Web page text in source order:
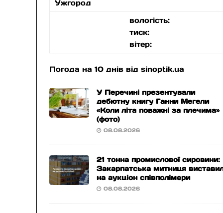
Ужгород
вологість:
тиск:
вітер:
Погода на 10 днів відsinoptik.ua
У Перечині презентували
дебютну книгу Ганни Мегели
«Коли літа поважні за плечима»
(фото)
08.08.2026
21 тонна промислової сировини:
Закарпатська митниця
на аукціон співполімери
08.08.2026